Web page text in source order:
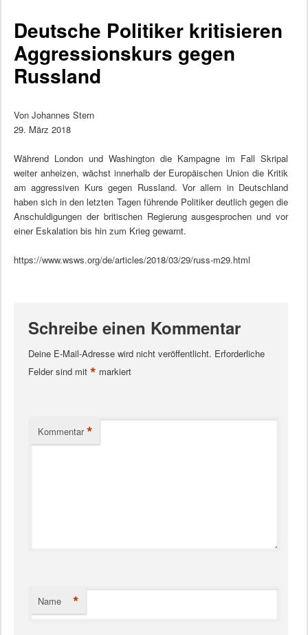
Deutsche Politiker kritisieren
Aggressionskurs gegen
Russland
Von Johannes Stern
29. März 2018
Während London und Washington die Kampagne im Fall Skripal
weiter anheizen, wächst innerhalb der Europäischen Union die Kritik
am aggressiven Kurs gegen Russland. Vor allem in Deutschland
haben sich in den letzten Tagen führende Politiker deutlich gegen die
Anschuldigungen der britischen Regierung ausgesprochen und vor
einer Eskalation bis hin zum Krieg gewarnt.
https://www.wsws.org/de/articles/2018/03/29/russ-m29.html
Schreibe einen Kommentar
Deine E-Mail-Adresse wird nicht veröffentlicht. Erforderliche
Felder sind mit * markiert
Kommentar *
Name *